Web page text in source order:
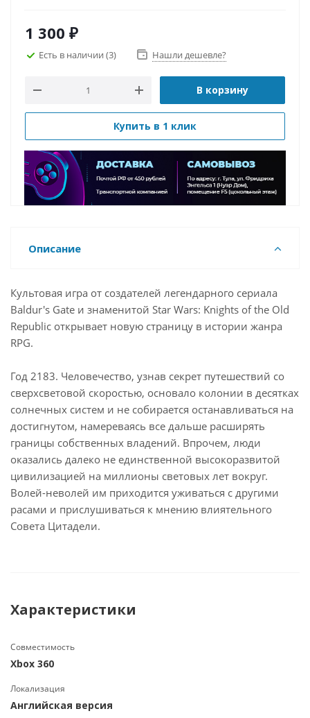
1 300 ₽
Есть в наличии (3) Нашли дешевле?
В корзину
Купить в 1 клик
Описание
Культовая игра от создателей легендарного сериала
Baldur's Gate и знаменитой Star Wars: Knights of the Old
Republic открывает новую страницу в истории жанра
RPG.
Год 2183. Человечество, узнав секрет путешествий со
сверхсветовой скоростью, основало колонии в десятках
солнечных систем и не собирается останавливаться на
достигнутом, намереваясь все дальше расширять
границы собственных владений. Впрочем, люди
оказались далеко не единственной высокоразвитой
цивилизацией на миллионы световых лет вокруг.
Волей-неволей им приходится уживаться с другими
расами и прислушиваться к мнению влиятельного
Совета Цитадели.
Характеристики
Совместимость
Xbox 360
Локализация
Английская версия